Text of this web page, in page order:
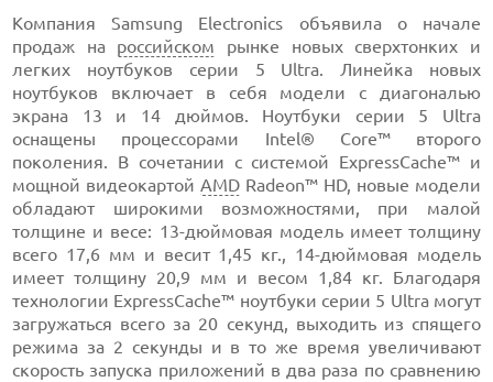
Компания Samsung Electronics объявила о начале
продаж на российском рынке новых сверхтонких и
легких ноутбуков серии 5 Ultra. Линейка новых
ноутбуков включает в себя модели с диагональю
экрана 13 и 14 дюймов. Ноутбуки серии 5 Ultra
оснащены процессорами Intel® Core™ второго
поколения. В сочетании с системой ExpressCache™ и
мощной видеокартойAMD Radeon™ HD, новые модели
обладают широкими возможностями, при малой
толщине и весе: 13-дюймовая модель имеет толщину
всего 17,6 мм и весит 1,45 кг., 14-дюймовая модель
имеет толщину 20,9 мм и весом 1,84 кг. Благодаря
технологии ExpressCache™ ноутбуки серии 5 Ultra могут
загружаться всего за 20 секунд, выходить из спящего
режима за 2 секунды и в то же время увеличивают
скорость запуска приложений в два раза по сравнению